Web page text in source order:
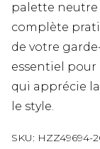
palette neutre
complète
de votre
essentiel pour
qui apprécie
le style.
SKU: HZZ49694-